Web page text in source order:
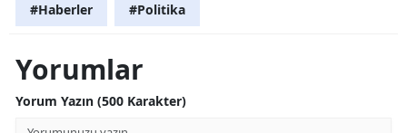
#Haberler #Politika
Yorumlar
Yorum Yazın (500 Karakter)